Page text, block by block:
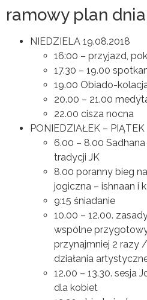
ramowy plan
NIEDZIELA 19.08.2018
16:00 – przyjazd,
17.30 – 19.00
19.00 Obiado-
20.00 – 21.00
22.00 cisza nocna
PONIEDZIAŁEK – PIĄTEK
6.00 – 8.00
tradycji JK
8.00 poranny bieg
jogiczna – ishnaan i
9:15 śniadanie
10.00 – 12.00.
wspólne
przynajmniej 2 razy
działania
12.00 – 13.30. sesja
dla kobiet